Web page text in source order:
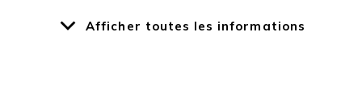
réglable
Afficher toutes les informations